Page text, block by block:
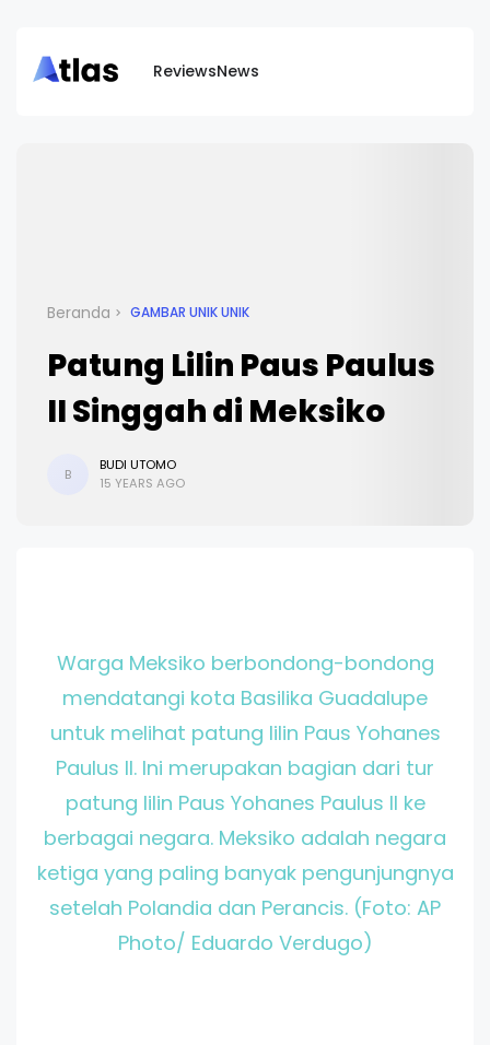
ReviewsNews
Beranda GAMBAR UNIK UNIK
Patung Lilin Paus Paulus
II Singgah di Meksiko
B
BUDI UTOMO
15 YEARS AGO
Warga Meksiko berbondong-bondong
mendatangi kota Basilika Guadalupe
untuk melihat patung lilin Paus Yohanes
Paulus II. Ini merupakan bagian dari tur
patung lilin Paus Yohanes Paulus II ke
berbagai negara. Meksiko adalah negara
ketiga yang paling banyak pengunjungnya
setelah Polandia dan Perancis. (Foto: AP
Photo/ Eduardo Verdugo)